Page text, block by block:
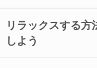
リラックスする方
しよう